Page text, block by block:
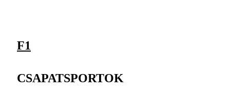
F1
CSAPATSPORTOK